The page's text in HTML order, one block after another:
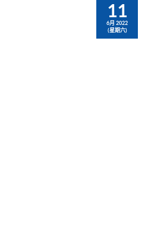
11
6月 2022
(星期六)